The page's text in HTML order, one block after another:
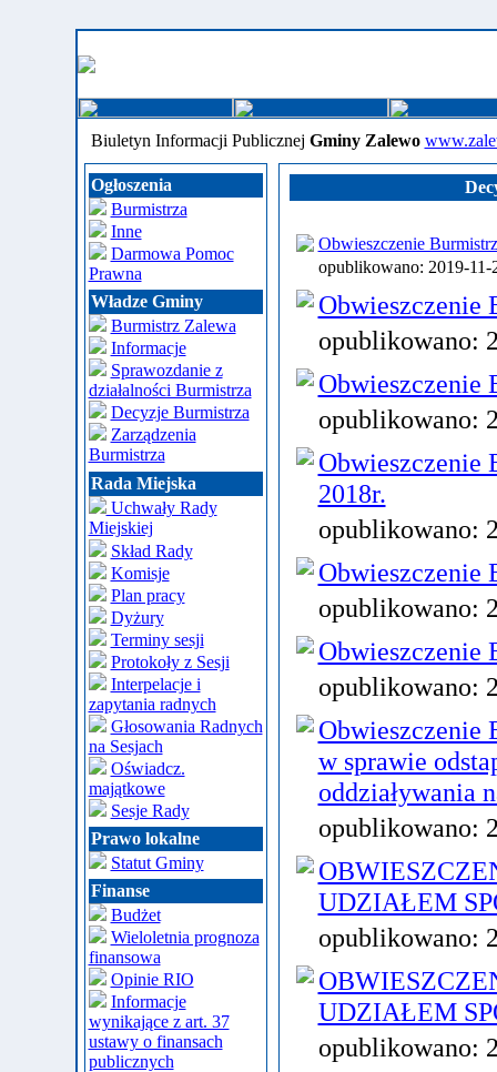
Biuletyn Informacji Publicznej Gminy Zalewo
Ogłoszenia
Burmistrza
Inne
Darmowa Pomoc
Prawna
Władze Gminy
Burmistrz Zalewa
Informacje
Sprawozdanie z
działalności Burmistrza
Decyzje Burmistrza
Zarządzenia
Burmistrza
Rada Miejska
Uchwały Rady
Miejskiej
Skład Rady
Komisje
Plan pracy
Dyżury
Terminy sesji
Protokoły z Sesji
Interpelacje i
zapytania radnych
Głosowania Radnych
na Sesjach
Oświadcz.
majątkowe
Sesje Rady
Prawo lokalne
Statut Gminy
Finanse
Budżet
Wieloletnia prognoza
finansowa
Opinie RIO
Informacje
wynikające z art. 37
ustawy o finansach
publicznych
Obwieszczenie
opublikowano: 2019-
Obwieszczenie
opublikowano:
Obwieszczenie
opublikowano:
Obwieszczenie
2018r.
opublikowano:
Obwieszczenie
opublikowano:
Obwieszczenie
opublikowano:
Obwieszczenie
w sprawie
oddziaływania
opublikowano:
UDZIAŁEM
opublikowano:
UDZIAŁEM
opublikowano: